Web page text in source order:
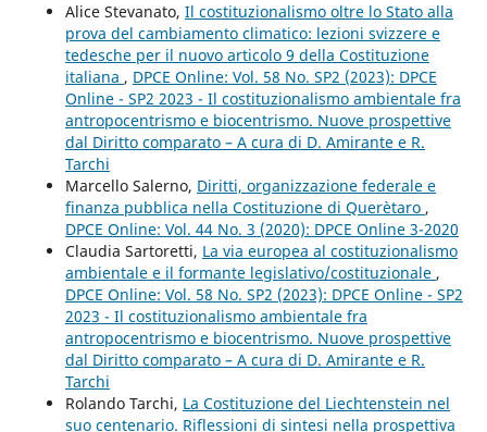
Alice Stevanato, Il costituzionalismo oltre lo Stato alla
prova del cambiamento climatico: lezioni svizzere e
tedesche per il nuovo articolo 9 della Costituzione
italiana , DPCE Online: Vol. 58 No. SP2 (2023): DPCE
Online - SP2 2023 - Il costituzionalismo ambientale fra
antropocentrismo e biocentrismo. Nuove prospettive
dal Diritto comparato – A cura di D. Amirante e R.
Tarchi
Marcello Salerno, Diritti, organizzazione federale e
finanza pubblica nella Costituzione di Querètaro ,
DPCE Online: Vol. 44 No. 3 (2020): DPCE Online 3-2020
Claudia Sartoretti, La via europea al costituzionalismo
ambientale e il formante legislativo/costituzionale ,
DPCE Online: Vol. 58 No. SP2 (2023): DPCE Online - SP2
2023 - Il costituzionalismo ambientale fra
antropocentrismo e biocentrismo. Nuove prospettive
dal Diritto comparato – A cura di D. Amirante e R.
Tarchi
Rolando Tarchi, La Costituzione del Liechtenstein nel
suo centenario. Riflessioni di sintesi nella prospettiva